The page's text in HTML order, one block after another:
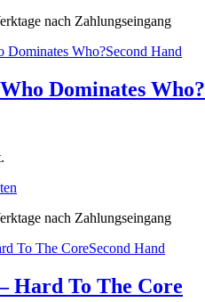
nach Zahlungseingang
Second Hand
Dominates Who?
nach Zahlungseingang
Second Hand
Hard To The Core